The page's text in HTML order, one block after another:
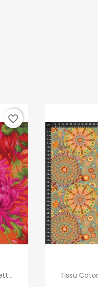
favorite_border

Tissu